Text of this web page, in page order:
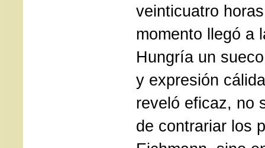
veinticuatro
momento llegó a
Hungría un
y expresión
reveló eficaz, no
de contrariar los